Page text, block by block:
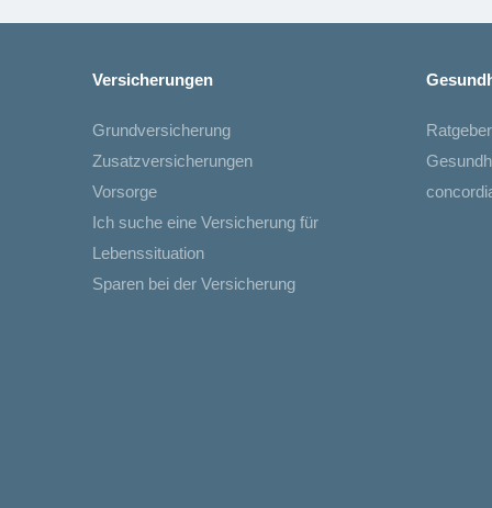
Versicherungen
Grundversicherung
Zusatzversicherungen
Vorsorge
Ich suche eine Versicherung für
Lebenssituation
Sparen bei der Versicherung
Ratgeber